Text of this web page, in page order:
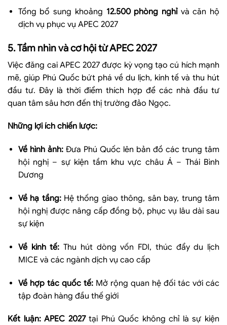
Tổng bổ sung khoảng 12.500 phòng nghỉvà căn hộ
dịch vụ phục vụ APEC 2027
5. Tầm nhìn và cơ hội từ APEC 2027
Việc đăng cai APEC 2027 được kỳ vọng tạo cú hích mạnh
mẽ, giúp Phú Quốc bứt phá về du lịch, kinh tế và thu hút
đầu tư. Đây là thời điểm thích hợp để các nhà đầu tư
quan tâm sâu hơn đến thị trường đảo Ngọc.
Những lợi ích chiến lược:
Về hình ảnh:Đưa Phú Quốc lên bản đồ các trung tâm
hội nghị – sự kiện tầm khu vực châu Á – Thái Bình
Dương
Về hạ tầng:Hệ thống giao thông, sân bay, trung tâm
hội nghị được nâng cấp đồng bộ, phục vụ lâu dài sau
sự kiện
Về kinh tế: Thu hút dòng vốn FDI, thúc đẩy du lịch
MICE và các ngành dịch vụ cao cấp
Về hợp tác quốc tế:Mở rộng quan hệ đối tác với các
tập đoàn hàng đầu thế giới
Kết luận: APEC 2027tại Phú Quốc không chỉ là sự kiện